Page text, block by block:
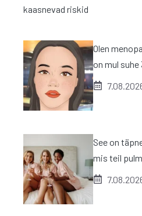
Olen
on mul
See on
mis teil